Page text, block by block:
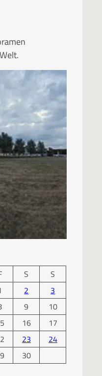
S
S
2
3
9
10
16
17
23
24
30